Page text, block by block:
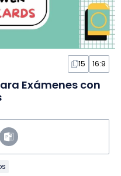
15 16:9
Exámenes con